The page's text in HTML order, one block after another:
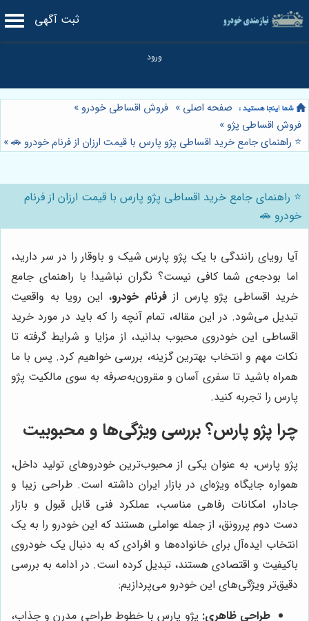
ثبت آگهی
صفحه اصلی » فروش اقساطی خودرو »
فروش اقساطی پژو »
⭐️ راهنمای جامع خرید اقساطی پژو پارس با قیمت ارزان از فرنام خودرو 🚗»
⭐️ راهنمای جامع خرید اقساطی پژو پارس با قیمت ارزان از فرنام
خودرو 🚗
آیا رویای رانندگی با یک پژو پارس شیک و باوقار را در سر دارید،
اما بودجه‌ی شما کافی نیست؟ نگران نباشید! با راهنمای جامع
خرید اقساطی پژو پارس ازفرنام خودرو، این رویا به واقعیت
تبدیل می‌شود. در این مقاله، تمام آنچه را که باید در مورد خرید
اقساطی این خودروی محبوب بدانید، از مزایا و شرایط گرفته تا
نکات مهم و انتخاب بهترین گزینه، بررسی خواهیم کرد. پس با ما
همراه باشید تا سفری آسان و مقرون‌به‌صرفه به سوی مالکیت پژو
پارس را تجربه کنید.
چرا پژو پارس؟ بررسی ویژگی‌ها و محبوبیت
پژو پارس، به عنوان یکی از محبوب‌ترین خودروهای تولید داخل،
همواره جایگاه ویژه‌ای در بازار ایران داشته است. طراحی زیبا و
جادار، امکانات رفاهی مناسب، عملکرد فنی قابل قبول و بازار
دست دوم پررونق، از جمله عواملی هستند که این خودرو را به یک
انتخاب ایده‌آل برای خانواده‌ها و افرادی که به دنبال یک خودروی
باکیفیت و اقتصادی هستند، تبدیل کرده است. در ادامه به بررسی
دقیق‌تر ویژگی‌های این خودرو می‌پردازیم:
طراحی ظاهری: پژو پارس با خطوط طراحی مدرن و جذاب،